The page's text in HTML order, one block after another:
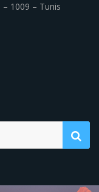
1009 – Tunis